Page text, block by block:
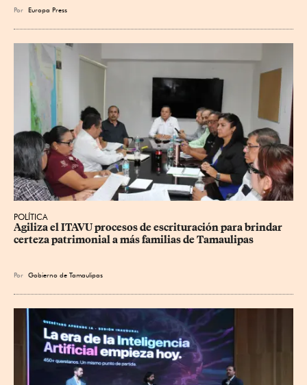
Por Europa Press
POLÍTICA
Agiliza el ITAVU procesos de escrituración para brindar
certeza patrimonial a más familias de Tamaulipas
Por Gobierno de Tamaulipas